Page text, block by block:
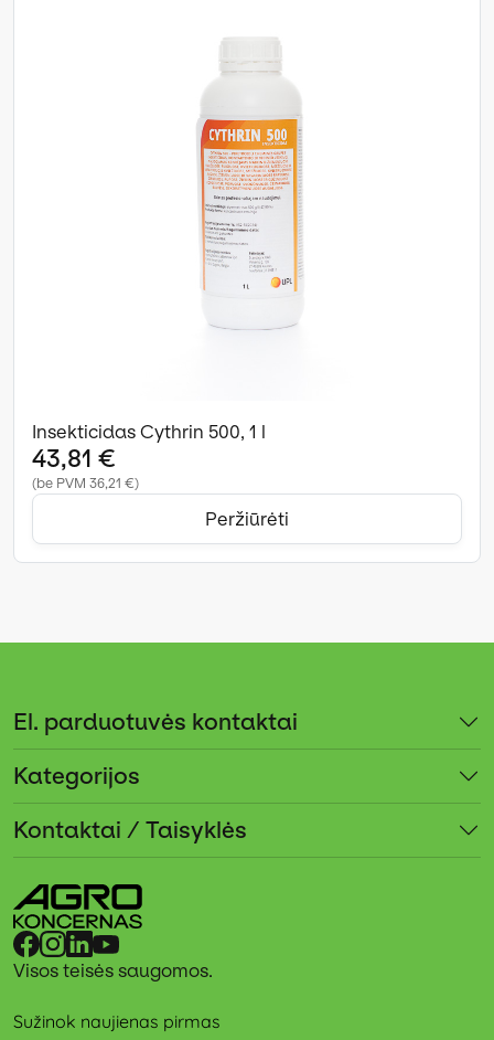
Insekticidas Cythrin 500, 1 l
43,81 €
(be PVM 36,21 €)
Peržiūrėti
El. parduotuvės kontaktai
Kategorijos
Kontaktai / Taisyklės
Visos teisės saugomos.
Sužinok naujienas pirmas